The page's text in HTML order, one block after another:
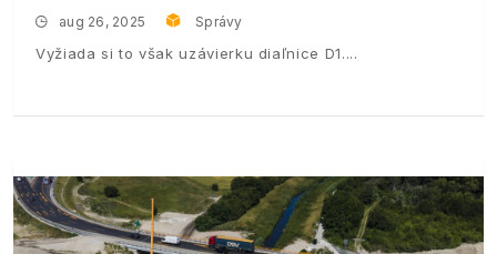
aug 26, 2025 Správy
Vyžiada si to však uzávierku diaľnice D1.